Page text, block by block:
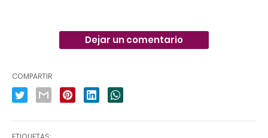
Dejar un comentario
COMPARTIR